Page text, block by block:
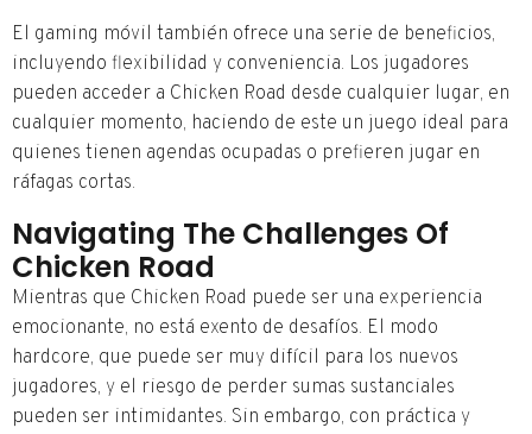
El gaming móvil también ofrece una serie de beneficios,
incluyendo flexibilidad y conveniencia. Los jugadores
pueden acceder a Chicken Road desde cualquier lugar, en
cualquier momento, haciendo de este un juego ideal para
quienes tienen agendas ocupadas o prefieren jugar en
ráfagas cortas.
Navigating The Challenges Of
Chicken Road
Mientras que Chicken Road puede ser una experiencia
emocionante, no está exento de desafíos. El modo
hardcore, que puede ser muy difícil para los nuevos
jugadores, y el riesgo de perder sumas sustanciales
pueden ser intimidantes. Sin embargo, con práctica y